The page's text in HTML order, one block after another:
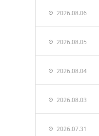
2026.08.06
2026.08.05
2026.08.04
2026.08.03
2026.07.31